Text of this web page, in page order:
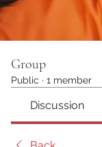
Group
Public · 1 member
Discussion